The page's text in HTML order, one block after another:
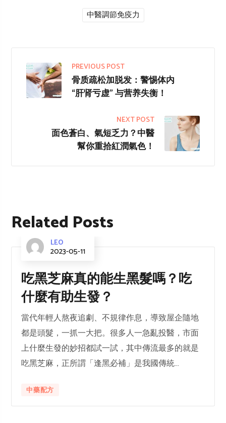
中醫調節免疫力
PREVIOUS POST
骨质疏松加脱发：警惕体内
“肝肾亏虚” 与营养失衡！
NEXT POST
面色蒼白、氣短乏力？中醫
幫你重拾紅潤氣色！
Related Posts
LEO
2023-05-11
吃黑芝麻真的能生黑髮嗎？吃
什麼有助生發？
當代年輕人熬夜追劇、不規律作息，導致屋企隨地
都是頭髮，一抓一大把。很多人一急亂投醫，市面
上什麼生發的妙招都試一試，其中傳流最多的就是
吃黑芝麻，正所謂「逢黑必補」是我國傳統...
中藥配方